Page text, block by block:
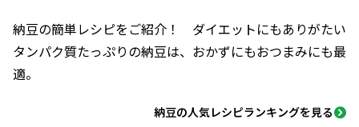
納豆の簡単レシピをご紹介！ ダイエットにもありがたい
タンパク質たっぷりの納豆は、おかずにもおつまみにも最
適。
納豆の人気レシピランキングを見る